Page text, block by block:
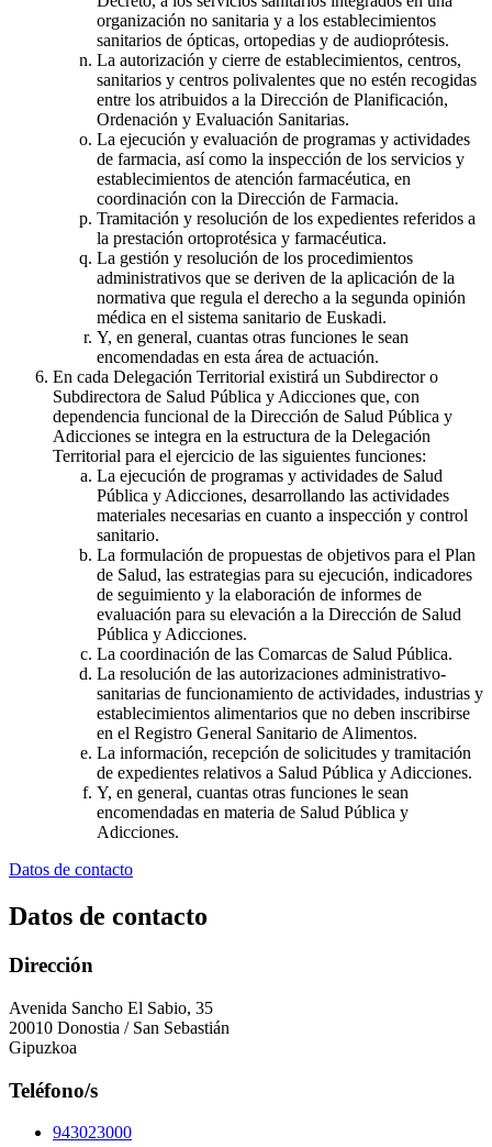
organización no sanitaria y a los establecimientos
sanitarios de ópticas, ortopedias y de audioprótesis.
La autorización y cierre de establecimientos, centros,
sanitarios y centros polivalentes que no estén recogidas
entre los atribuidos a la Dirección de Planificación,
Ordenación y Evaluación Sanitarias.
La ejecución y evaluación de programas y actividades
de farmacia, así como la inspección de los servicios y
establecimientos de atención farmacéutica, en
coordinación con la Dirección de Farmacia.
Tramitación y resolución de los expedientes referidos a
la prestación ortoprotésica y farmacéutica.
La gestión y resolución de los procedimientos
administrativos que se deriven de la aplicación de la
normativa que regula el derecho a la segunda opinión
médica en el sistema sanitario de Euskadi.
Y, en general, cuantas otras funciones le sean
encomendadas en esta área de actuación.
En cada Delegación Territorial existirá un Subdirector o
Subdirectora de Salud Pública y Adicciones que, con
dependencia funcional de la Dirección de Salud Pública y
Adicciones se integra en la estructura de la Delegación
Territorial para el ejercicio de las siguientes funciones:
La ejecución de programas y actividades de Salud
Pública y Adicciones, desarrollando las actividades
materiales necesarias en cuanto a inspección y control
sanitario.
La formulación de propuestas de objetivos para el Plan
de Salud, las estrategias para su ejecución, indicadores
de seguimiento y la elaboración de informes de
evaluación para su elevación a la Dirección de Salud
Pública y Adicciones.
La coordinación de las Comarcas de Salud Pública.
La resolución de las autorizaciones administrativo-
sanitarias de funcionamiento de actividades, industrias y
establecimientos alimentarios que no deben inscribirse
en el Registro General Sanitario de Alimentos.
La información, recepción de solicitudes y tramitación
de expedientes relativos a Salud Pública y Adicciones.
Y, en general, cuantas otras funciones le sean
encomendadas en materia de Salud Pública y
Adicciones.
Datos de contacto
Datos de contacto
Dirección
Avenida Sancho El Sabio, 35
20010 Donostia / San Sebastián
Gipuzkoa
Teléfono/s
943023000